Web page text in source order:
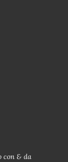
con & da